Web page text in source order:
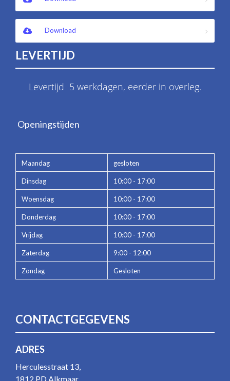
Download
LEVERTIJD
Levertijd 5 werkdagen, eerder in overleg.
Openingstijden
Maandag gesloten
Dinsdag 10:00 - 17:00
Woensdag 10:00 - 17:00
Donderdag 10:00 - 17:00
Vrijdag 10:00 - 17:00
Zaterdag 9:00 - 12:00
Zondag Gesloten
CONTACTGEGEVENS
ADRES
Herculesstraat 13,
1812 PD Alkmaar